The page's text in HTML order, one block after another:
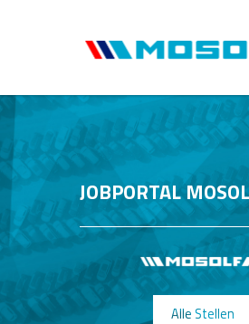
JOBPORTAL
Alle Stellen